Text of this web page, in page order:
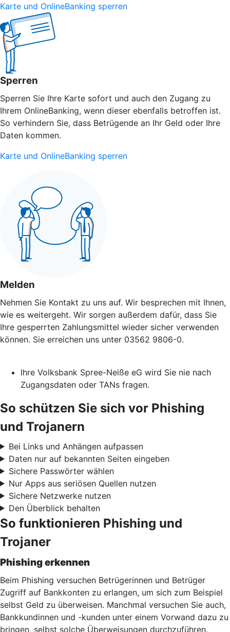
Karte und OnlineBanking sperren
Sperren
Sperren Sie Ihre Karte sofort und auch den Zugang zu
Ihrem OnlineBanking, wenn dieser ebenfalls betroffen ist.
So verhindern Sie, dass Betrügende an Ihr Geld oder Ihre
Daten kommen.
Karte und OnlineBanking sperren
Melden
Nehmen Sie Kontakt zu uns auf. Wir besprechen mit Ihnen,
wie es weitergeht. Wir sorgen außerdem dafür, dass Sie
Ihre gesperrten Zahlungsmittel wieder sicher verwenden
können. Sie erreichen uns unter 03562 9806-0.
Ihre Volksbank Spree-Neiße eG wird Sie nie nach
Zugangsdaten oder TANs fragen.
So schützen Sie sich vor Phishing
und Trojanern
Bei Links und Anhängen aufpassen
Daten nur auf bekannten Seiten eingeben
Sichere Passwörter wählen
Nur Apps aus seriösen Quellen nutzen
Sichere Netzwerke nutzen
Den Überblick behalten
So funktionieren Phishing und
Trojaner
Phishing erkennen
Beim Phishing versuchen Betrügerinnen und Betrüger
Zugriff auf Bankkonten zu erlangen, um sich zum Beispiel
selbst Geld zu überweisen. Manchmal versuchen Sie auch,
Bankkundinnen und -kunden unter einem Vorwand dazu zu
bringen, selbst solche Überweisungen durchzuführen.